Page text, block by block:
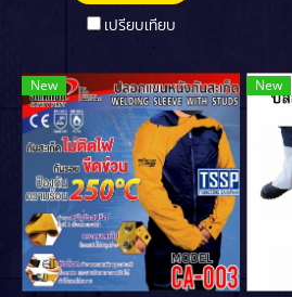
เปรียบเทียบ
New New